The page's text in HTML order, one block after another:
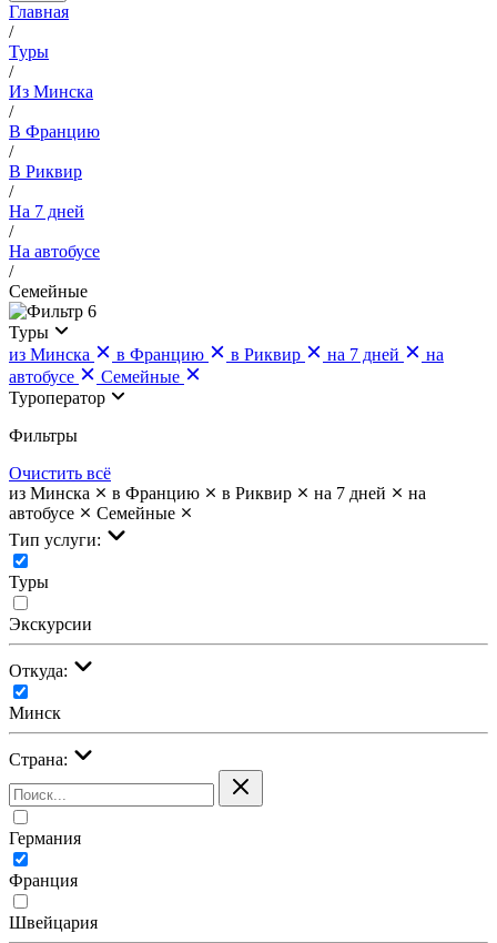
Главная
/
Туры
/
Из Минска
/
В Францию
/
В Риквир
/
На 7 дней
/
На автобусе
/
Семейные
6
Туры
из Минска
в Францию в Риквир на 7 дней
на
автобусе
Семейные
Туроператор
Фильтры
Очистить всё
из Минска
в Францию в Риквир на 7 дней
на
автобусе
Семейные
Тип услуги:
Туры
Экскурсии
Откуда:
Минск
Страна:
Германия
Франция
Швейцария